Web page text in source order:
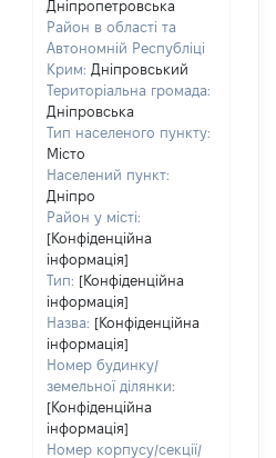
Дніпропетровська
Район в області та
Автономній Республіці
Крим: Дніпровський
Територіальна громада:
Дніпровська
Тип населеного пункту:
Місто
Населений пункт:
Дніпро
Район у місті:
[Конфіденційна
інформація]
Тип: [Конфіденційна
інформація]
Назва: [Конфіденційна
інформація]
Номер будинку/
земельної ділянки:
[Конфіденційна
інформація]
Номер корпусу/секції/